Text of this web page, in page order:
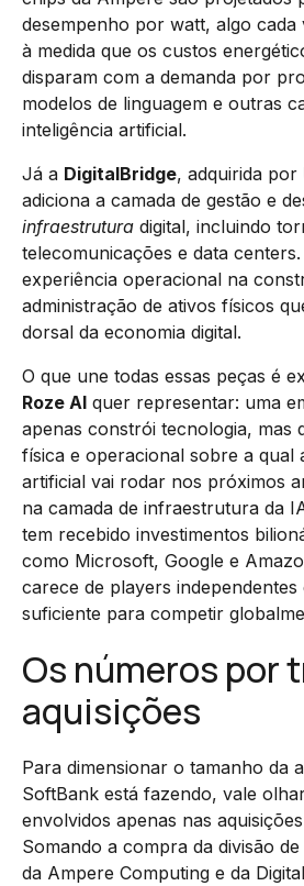
desempenho por watt, algo cada
à medida que os custos
disparam com a demanda por
modelos de linguagem e outras
inteligência artificial.
Já a DigitalBridge, adquirida por
adiciona a camada de gestão e
infraestrutura digital, incluindo
telecomunicações e data
experiência operacional na
administração de ativos físicos
dorsal da economia digital.
O que une todas essas peças é
Roze AI quer representar: uma
apenas constrói tecnologia, mas
física e operacional sobre a qual
artificial vai rodar nos próximos
na camada de infraestrutura da
tem recebido investimentos
como Microsoft, Google e
carece de players independentes
suficiente para competir
Os números por
aquisições
Para dimensionar o tamanho da
SoftBank está fazendo, vale
envolvidos apenas nas
Somando a compra da divisão
da Ampere Computing e da